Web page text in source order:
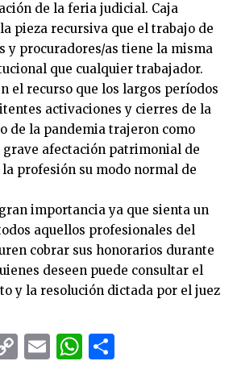
de la feria judicial. Caja
pieza recursiva que el trabajo de
y procuradores/as tiene la misma
que cualquier trabajador.
el recurso que los largos períodos
activaciones y cierres de la
de la pandemia trajeron como
grave afectación patrimonial de
profesión su modo normal de
importancia ya que sienta un
aquellos profesionales del
cobrar sus honorarios durante
deseen puede consultar el
y la resolución dictada por el juez
CopyEmailWhatsApp